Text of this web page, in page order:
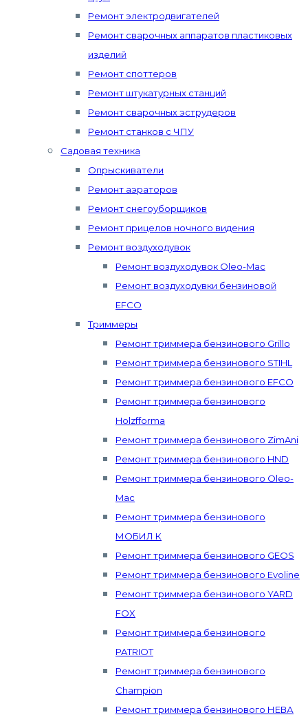
Ремонт электродвигателей
Ремонт сварочных аппаратов пластиковых
изделий
Ремонт споттеров
Ремонт штукатурных станций
Ремонт сварочных эструдеров
Ремонт станков с ЧПУ
Садовая техника
Опрыскиватели
Ремонт аэраторов
Ремонт снегоуборщиков
Ремонт прицелов ночного видения
Ремонт воздуходувок
Ремонт воздуходувок Oleo-Mac
Ремонт воздуходувки бензиновой
EFCO
Триммеры
Ремонт триммера бензинового Grillo
Ремонт триммера бензинового STIHL
Ремонт триммера бензинового EFCO
Ремонт триммера бензинового
Holzfforma
Ремонт триммера бензинового ZimAni
Ремонт триммера бензинового HND
Ремонт триммера бензинового Oleo-
Mac
Ремонт триммера бензинового
МОБИЛ К
Ремонт триммера бензинового GEOS
Ремонт триммера бензинового Evoline
Ремонт триммера бензинового YARD
FOX
Ремонт триммера бензинового
PATRIOT
Ремонт триммера бензинового
Champion
Ремонт триммера бензинового НЕВА